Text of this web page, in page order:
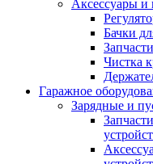
Аксессуары и
Бачки
Чистка
Гаражное
Зарядные и